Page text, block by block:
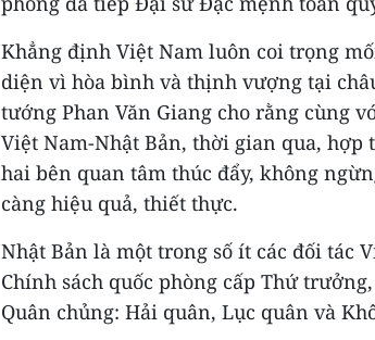
Khẳng định Việt Nam luôn coi trọng
diện vì hòa bình và thịnh vượng tại
tướng Phan Văn Giang cho rằng cùng
Việt Nam-Nhật Bản, thời gian qua, hợp
hai bên quan tâm thúc đẩy, không
càng hiệu quả, thiết thực.
Nhật Bản là một trong số ít các đối tác
Chính sách quốc phòng cấp Thứ
Quân chủng: Hải quân, Lục quân và